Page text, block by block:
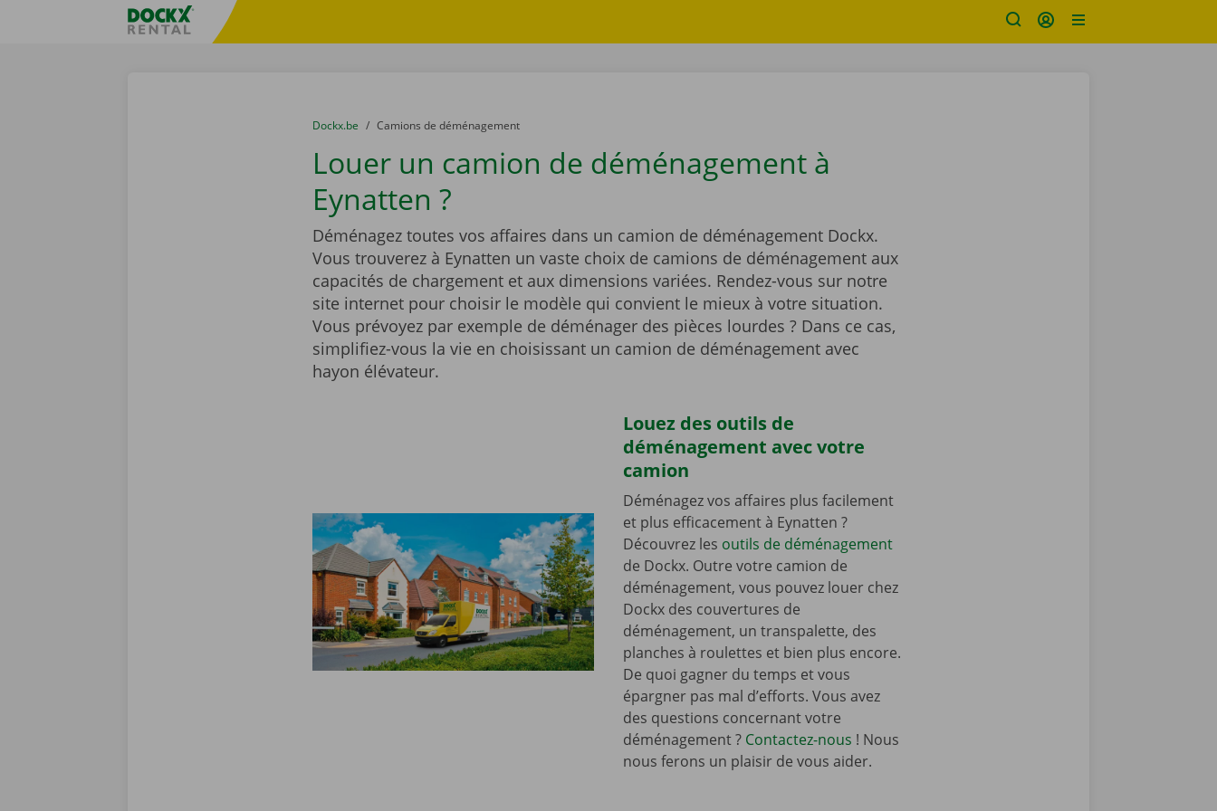
sitename
You are here:
du
Dockx.be to
Camions de déménagement
Louer un camion de déménagement à
Eynatten ?
Déménagez toutes vos affaires dans un camion de déménagement Dockx.
Vous trouverez à Eynatten un vaste choix de camions de déménagement aux
capacités de chargement et aux dimensions variées. Rendez-vous sur notre
site internet pour choisir le modèle qui convient le mieux à votre situation.
Vous prévoyez par exemple de déménager des pièces lourdes ? Dans ce cas,
simplifiez-vous la vie en choisissant un camion de déménagement avec
hayon élévateur.
Louez des outils de
déménagement avec votre
camion
Déménagez vos affaires plus facilement
et plus efficacement à Eynatten ?
Découvrez les outils de déménagement
de Dockx. Outre votre camion de
déménagement, vous pouvez louer chez
Dockx des couvertures de
déménagement, un transpalette, des
planches à roulettes et bien plus encore.
De quoi gagner du temps et vous
épargner pas mal d’efforts. Vous avez
des questions concernant votre
déménagement ? Contactez-nous ! Nous
nous ferons un plaisir de vous aider.